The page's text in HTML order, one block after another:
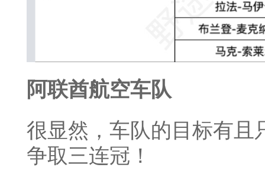
阿联酋航空车队
很显然，车队的目标有且
争取三连冠！